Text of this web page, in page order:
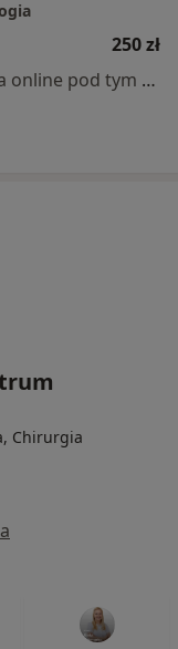
250 zł
Specjalista nie oferuje umawiania online pod tym adresem.
Chirurgia